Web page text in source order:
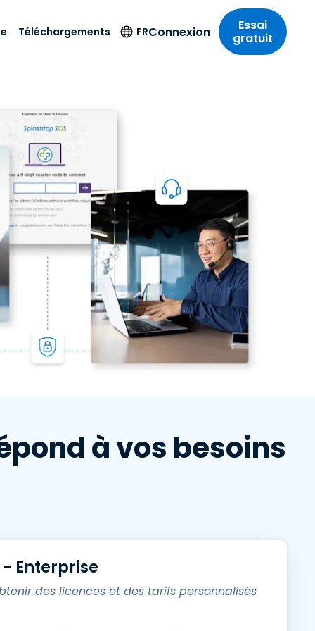
sur
terminaux
Accès et contrôle
Wi-Fi Foxpass
Espace de travail
sécurisé Zero Trust
Tous les produits
Divertissements
et secteur
y Diseño
comptabilité
Divertissements
secteurs
Téléchargements
actuel
essai
utilisateur
SOS Assistance
téléchargements
gratuit
FR
English
Français
Italiano
Nederlands
Português
简体中文
繁體中文
日本語
한국어
Connexion
Essai
gratuit
à vos besoins
Enterprise
des licences et des tarifs personnalisés